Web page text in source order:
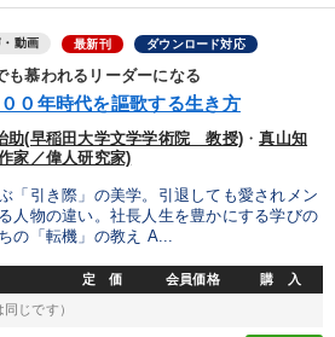
動画 最新刊 ダウンロード対応
も慕われるリーダーになる
０年時代を謳歌する生き方
助(早稲田大学文学学術院 教授) ・真山知
家／偉人研究家)
「引き際」の美学。引退しても愛されメン
人物の違い。社長人生を豊かにする学びの
の「転機」の教え A...
定 価 会員価格 購 入
じです）